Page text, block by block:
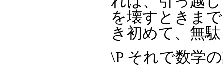
を壊すときま
き初めて、無
\P それで数学